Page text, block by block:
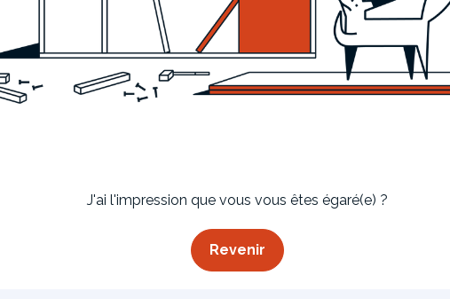
J'ai l'impression que vous vous êtes égaré(e) ?
Revenir